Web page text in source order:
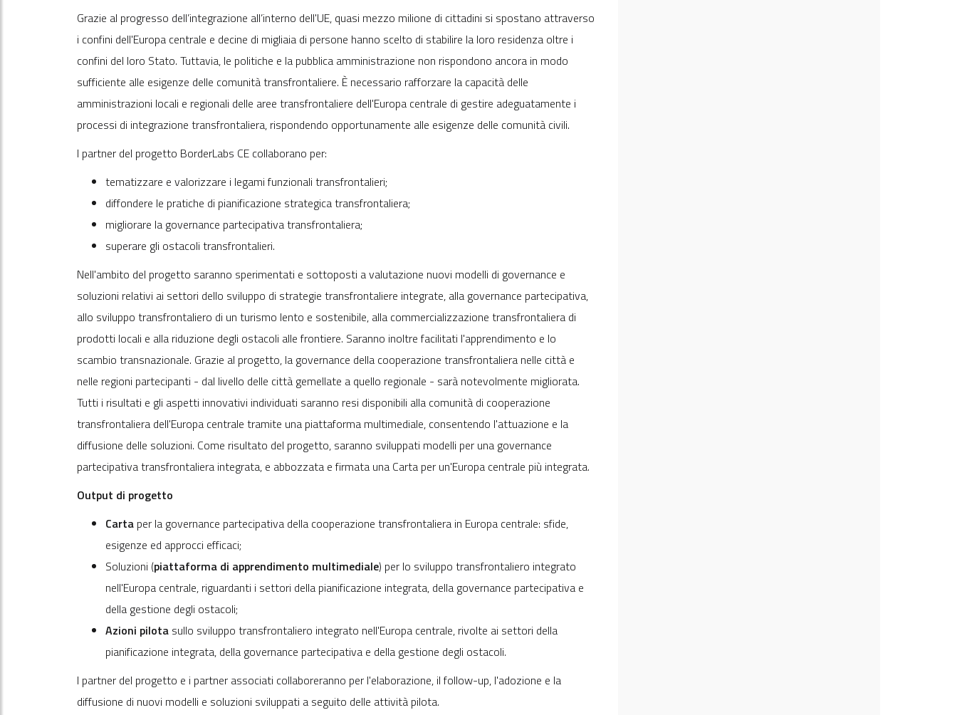
Grazie al progresso dell’integrazione all’interno dell'UE, quasi mezzo milione di cittadini si spostano attraverso
i confini dell'Europa centrale e decine di migliaia di persone hanno scelto di stabilire la loro residenza oltre i
confini del loro Stato. Tuttavia, le politiche e la pubblica amministrazione non rispondono ancora in modo
sufficiente alle esigenze delle comunità transfrontaliere. È necessario rafforzare la capacità delle
amministrazioni locali e regionali delle aree transfrontaliere dell'Europa centrale di gestire adeguatamente i
processi di integrazione transfrontaliera, rispondendo opportunamente alle esigenze delle comunità civili.
I partner del progetto BorderLabs CE collaborano per:
tematizzare e valorizzare i legami funzionali transfrontalieri;
diffondere le pratiche di pianificazione strategica transfrontaliera;
migliorare la governance partecipativa transfrontaliera;
superare gli ostacoli transfrontalieri.
Nell'ambito del progetto saranno sperimentati e sottoposti a valutazione nuovi modelli di governance e
soluzioni relativi ai settori dello sviluppo di strategie transfrontaliere integrate, alla governance partecipativa,
allo sviluppo transfrontaliero di un turismo lento e sostenibile, alla commercializzazione transfrontaliera di
prodotti locali e alla riduzione degli ostacoli alle frontiere. Saranno inoltre facilitati l'apprendimento e lo
scambio transnazionale. Grazie al progetto, la governance della cooperazione transfrontaliera nelle città e
nelle regioni partecipanti - dal livello delle città gemellate a quello regionale - sarà notevolmente migliorata.
Tutti i risultati e gli aspetti innovativi individuati saranno resi disponibili alla comunità di cooperazione
transfrontaliera dell'Europa centrale tramite una piattaforma multimediale, consentendo l'attuazione e la
diffusione delle soluzioni. Come risultato del progetto, saranno sviluppati modelli per una governance
partecipativa transfrontaliera integrata, e abbozzata e firmata una Carta per un'Europa centrale più integrata.
Output di progetto
Carta per la governance partecipativa della cooperazione transfrontaliera in Europa centrale: sfide,
esigenze ed approcci efficaci;
Soluzioni (piattaforma di apprendimento multimediale) per lo sviluppo transfrontaliero integrato
nell'Europa centrale, riguardanti i settori della pianificazione integrata, della governance partecipativa e
della gestione degli ostacoli;
Azioni pilota sullo sviluppo transfrontaliero integrato nell'Europa centrale, rivolte ai settori della
pianificazione integrata, della governance partecipativa e della gestione degli ostacoli.
I partner del progetto e i partner associati collaboreranno per l'elaborazione, il follow-up, l'adozione e la
diffusione di nuovi modelli e soluzioni sviluppati a seguito delle attività pilota.